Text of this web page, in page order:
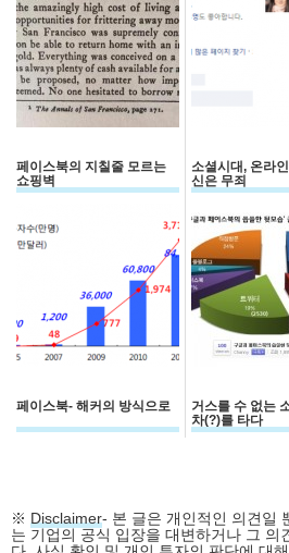
페이스북의 지칠줄 모르는
쇼핑벽
소셜시대, 온라
신은 무죄
페이스북- 해커의 방식으로
거스를 수 없는
차(?)를 타다
※ Disclaimer- 본 글은 개인적인 의견일
는 기업의 공식 입장을 대변하거나 그 의